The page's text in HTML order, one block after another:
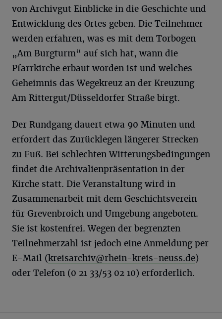
von Archivgut Einblicke in die Geschichte und
Entwicklung des Ortes geben. Die Teilnehmer
werden erfahren, was es mit dem Torbogen
„Am Burgturm“ auf sich hat, wann die
Pfarrkirche erbaut worden ist und welches
Geheimnis das Wegekreuz an der Kreuzung
Am Rittergut/Düsseldorfer Straße birgt.
Der Rundgang dauert etwa 90 Minuten und
erfordert das Zurücklegen längerer Strecken
zu Fuß. Bei schlechten Witterungsbedingungen
findet die Archivalienpräsentation in der
Kirche statt. Die Veranstaltung wird in
Zusammenarbeit mit dem Geschichtsverein
für Grevenbroich und Umgebung angeboten.
Sie ist kostenfrei. Wegen der begrenzten
Teilnehmerzahl ist jedoch eine Anmeldung per
E-Mail (kreisarchiv@rhein-kreis-neuss.de)
oder Telefon (0 21 33/53 02 10) erforderlich.